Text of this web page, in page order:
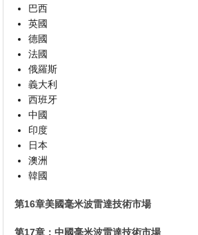
巴西
英國
德國
法國
俄羅斯
義大利
西班牙
中國
印度
日本
澳洲
韓國
第16章美國毫米波雷達技術市場
第17章：中國毫米波雷達技術市場